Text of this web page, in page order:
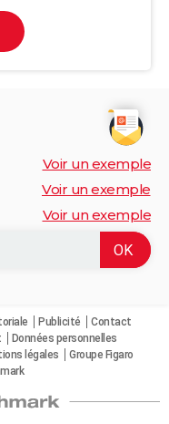
Voir un exemple
Voir un exemple
Voir un exemple
Publicité
Contact
Données personnelles
légales
Groupe Figaro